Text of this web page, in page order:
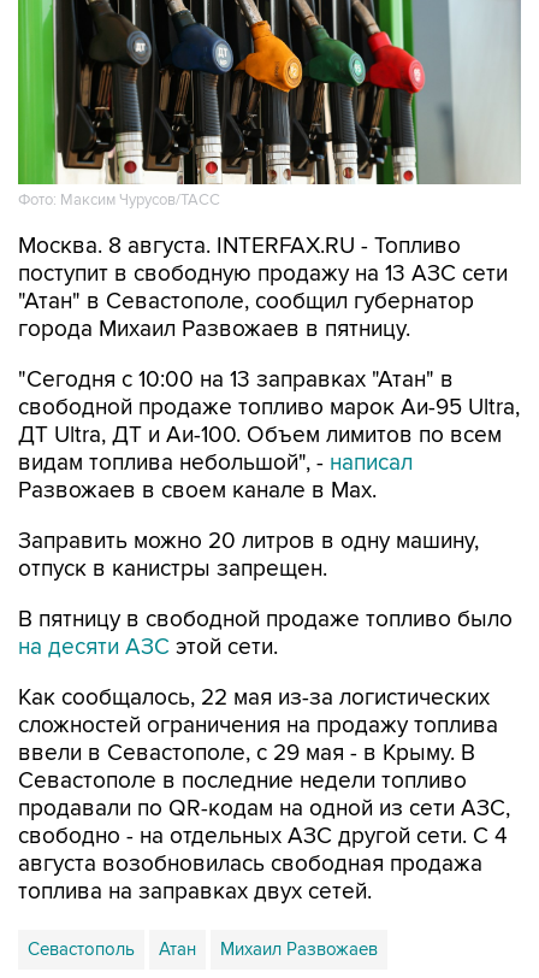
Фото: Максим Чурусов/ТАСС
Москва. 8 августа. INTERFAX.RU - Топливо
поступит в свободную продажу на 13 АЗС сети
"Атан" в Севастополе, сообщил губернатор
города Михаил Развожаев в пятницу.
"Сегодня с 10:00 на 13 заправках "Атан" в
свободной продаже топливо марок Аи-95 Ultra,
ДТ Ultra, ДТ и Аи-100. Объем лимитов по всем
видам топлива небольшой", - написал
Развожаев в своем канале в Max.
Заправить можно 20 литров в одну машину,
отпуск в канистры запрещен.
В пятницу в свободной продаже топливо было
на десяти АЗС этой сети.
Как сообщалось, 22 мая из-за логистических
сложностей ограничения на продажу топлива
ввели в Севастополе, с 29 мая - в Крыму. В
Севастополе в последние недели топливо
продавали по QR-кодам на одной из сети АЗС,
свободно - на отдельных АЗС другой сети. С 4
августа возобновилась свободная продажа
топлива на заправках двух сетей.
Севастополь Атан Михаил Развожаев